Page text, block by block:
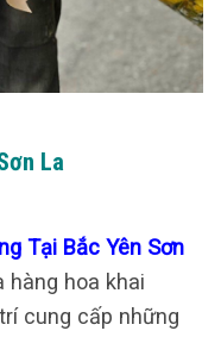
La
Tại Bắc Yên Sơn
hàng hoa khai
cung cấp những